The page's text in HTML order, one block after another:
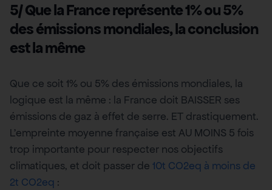
5/ Que la France représente 1% ou 5%
des émissions mondiales, la conclusion
est la même
Que ce soit 1% ou 5% des émissions mondiales, la
logique est la même : la France doit BAISSER ses
émissions de gaz à effet de serre. ET drastiquement.
L’empreinte moyenne française est AU MOINS 5 fois
trop importante pour respecter nos objectifs
climatiques, et doit passer de 10t CO2eq à moins de
2t CO2eq :